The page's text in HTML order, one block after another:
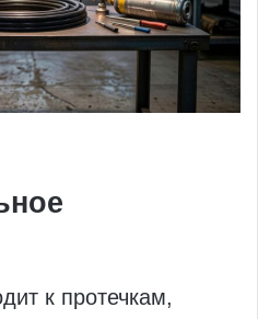
к протечкам,